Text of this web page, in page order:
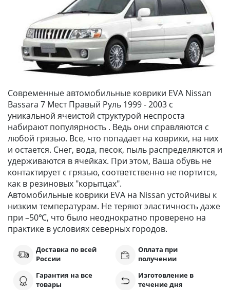
Современные автомобильные коврики EVA Nissan
Bassara 7 Мест Правый Руль 1999 - 2003 с
уникальной ячеистой структурой неспроста
набирают популярность . Ведь они справляются с
любой грязью. Все, что попадает на коврики, на них
и остается. Снег, вода, песок, пыль распределяются и
удерживаются в ячейках. При этом, Ваша обувь не
контактирует с грязью, соответственно не портится,
как в резиновых "корытцах".
Автомобильные коврики EVA на Nissan устойчивы к
низким температурам. Не теряют эластичность даже
при –50℃, что было неоднократно проверено на
практике в условиях северных городов.
Доставка по всей
России
Оплата при
получении
Гарантия на все
товары
Изготовление в
течение дня